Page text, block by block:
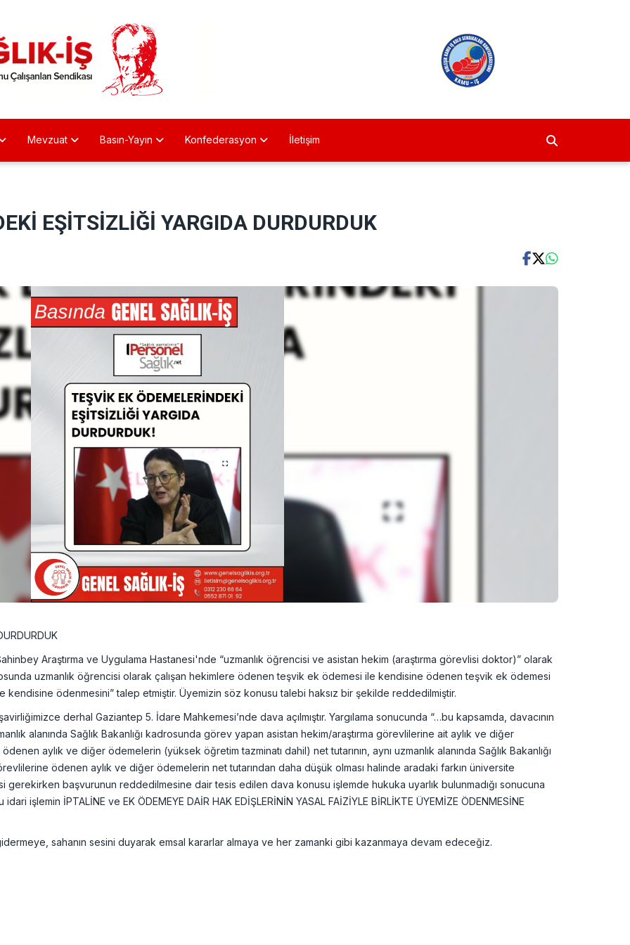
Mevzuat Basın-Yayın Konfederasyon İletişim
EŞİTSİZLİĞİ YARGIDA DURDURDUK
Araştırma ve Uygulama Hastanesi'nde “uzmanlık öğrencisi ve asistan hekim (araştırma görevlisi doktor)” olarak
uzmanlık öğrencisi olarak çalışan hekimlere ödenen teşvik ek ödemesi ile kendisine ödenen teşvik ek ödemesi
kendisine ödenmesini” talep etmiştir. Üyemizin söz konusu talebi haksız bir şekilde reddedilmiştir.
derhal Gaziantep 5. İdare Mahkemesi’nde dava açılmıştır. Yargılama sonucunda “…bu kapsamda, davacının
alanında Sağlık Bakanlığı kadrosunda görev yapan asistan hekim/araştırma görevlilerine ait aylık ve diğer
aylık ve diğer ödemelerin (yüksek öğretim tazminatı dahil) net tutarının, aynı uzmanlık alanında Sağlık Bakanlığı
ödenen aylık ve diğer ödemelerin net tutarından daha düşük olması halinde aradaki farkın üniversite
gerekirken başvurunun reddedilmesine dair tesis edilen dava konusu işlemde hukuka uyarlık bulunmadığı sonucuna
işlemin İPTALİNE ve EK ÖDEMEYE DAİR HAK EDİŞLERİNİN YASAL FAİZİYLE BİRLİKTE ÜYEMİZE ÖDENMESİNE
sahanın sesini duyarak emsal kararlar almaya ve her zamanki gibi kazanmaya devam edeceğiz.